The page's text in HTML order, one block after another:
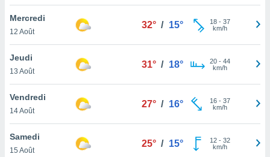
ainsi
un
la
du
en
Mercredi
12 Août
32° / 15° 18- 37
km/h
Jeudi
13 Août
31° / 18° 20- 44
km/h
Vendredi
14 Août
27° / 16° 16- 37
km/h
Samedi
15 Août
25° / 15° 12- 32
km/h